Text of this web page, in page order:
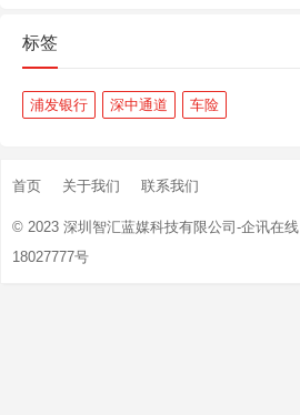
标签
浦发银行 深中通道 车险
首页 关于我们 联系我们
© 2023 深圳智汇蓝媒科技有限公司-企讯在线
18027777号